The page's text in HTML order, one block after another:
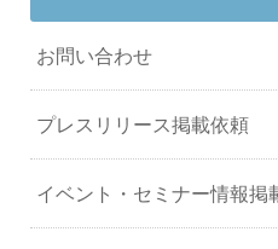
お問い合わせ
プレスリリース掲載依頼
イベント・セミナー情報掲